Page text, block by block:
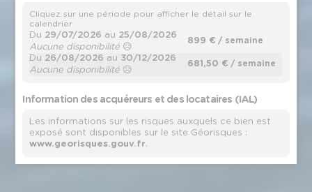
Cliquez sur une période pour afficher le détail sur le
calendrier
Du 29/07/2026 au 25/08/2026
Aucune disponibilité 😥
899 € / semaine
Du 26/08/2026 au 30/12/2026
Aucune disponibilité 😥
681,50 € / semaine
Information des acquéreurs et des locataires (IAL)
Les informations sur les risques auxquels ce bien est
exposé sont disponibles sur le site Géorisques :
www.georisques.gouv.fr.